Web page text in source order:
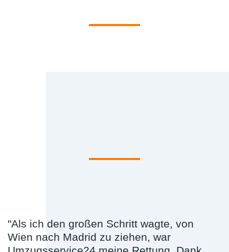
"Als ich den großen Schritt wagte, von
Wien nach Madrid zu ziehen, war